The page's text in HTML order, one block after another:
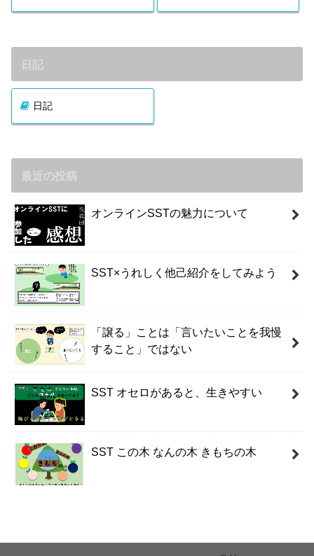
日記
日記
最近の投稿
オンラインSSTの魅力について
SST×うれしく他己紹介をしてみよう
「譲る」ことは「言いたいことを我慢
すること」ではない
SST オセロがあると、生きやすい
SST この木 なんの木 きもちの木